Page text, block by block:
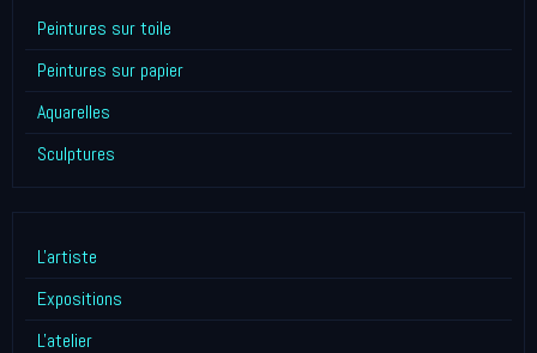
Peintures sur toile
Peintures sur papier
Aquarelles
Sculptures
L'artiste
Expositions
L'atelier